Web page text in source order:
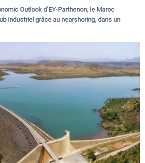
Outlook d’EY-Parthenon, le Maroc
industriel grâce au nearshoring, dans un